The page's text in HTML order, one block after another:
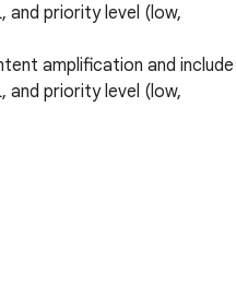
and priority level (low,
amplification and include
and priority level (low,